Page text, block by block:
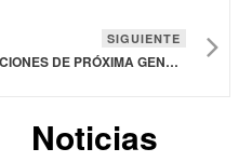
SIGUIENTE
TNA PRESENTARÁ SUS INNOVACIONES DE PRÓXIMA GENERACIÓN EN CONFITERÍA EN INTERPACK 2026
Noticias